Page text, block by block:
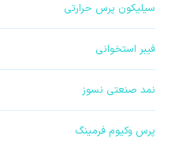
جدیدجدیدجدیدجدیدسیلیکون پرس حرارتی
فیبر استخوانی
نمد صنعتی نسوز
پرس وکیوم فرمینگ